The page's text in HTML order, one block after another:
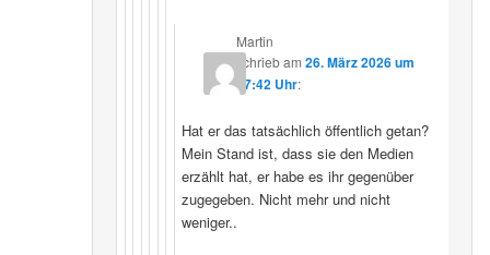
Martin
schriebam26. März 2026 um
07:42 Uhr:
Hat er das tatsächlich öffentlich getan?
Mein Stand ist, dass sie den Medien
erzählt hat, er habe es ihr gegenüber
zugegeben. Nicht mehr und nicht
weniger..